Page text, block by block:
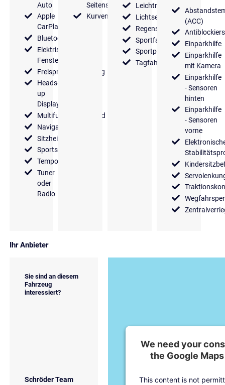
Auto
Apple
CarPlay
Bluetooth
Elektrische
Fensterheber
Freisprecheinrichtung
Heads-
up
Display
Multifunktionslenkrad
Navigationssystem
Sitzheizung
Sportsitze
Tempomat
Tuner
oder
Radio
Seitenspiegel
Kurvenlicht
Leichtmetallfelgen
Lichtsensor
Regensensor
Sportfahrwerk
Sportpaket
Tagfahrlicht
(ACC)
Einparkhilfe
Einparkhilfe
mit Kamera
Einparkhilfe
- Sensoren
hinten
Einparkhilfe
- Sensoren
vorne
Ihr Anbieter
Sie sind an diesem
Fahrzeug
interessiert?
Schröder Team
We need your
the Google
This content is not